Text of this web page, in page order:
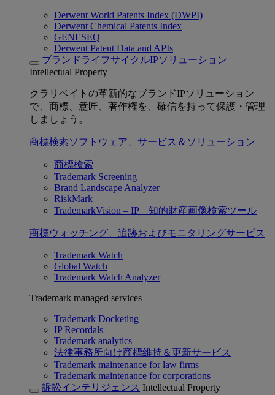
Derwent World Patents Index (DWPI)
Derwent Chemical Patents Index
GENESEQ
Derwent Patent Data and APIs
ブランドライフサイクルIPソリューション
Intellectual Property
クラリベイトの革新的なブランドIPソリューション
で、商標、意匠、著作権を、確信を持って保護・管理
しましょう。
商標検索ソフトウェア、サービス＆ソリューション
商標検索
Trademark Screening
Brand Landscape Analyzer
RiskMark
TrademarkVision – IP 知的財産画像検索ツール
商標ウォッチング、追跡およびモニタリングサービス
Trademark Watch
Global Watch
Trademark Watch Analyzer
Trademark managed services
Trademark Docketing
IP Recordals
Trademark analytics
法律事務所向け商標維持＆更新サービス
Trademark maintenance for law firms
Trademark maintenance for corporations
訴訟インテリジェンス Intellectual Property